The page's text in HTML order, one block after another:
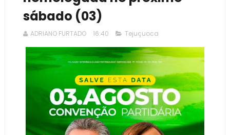
sábado (03)
ADRIANO FURTADO 16:40 Tejuçuoca